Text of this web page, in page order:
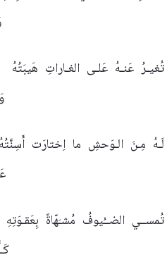
تُغيـرُ عَنـهُ عَلـى الغـاراتِ هَيبَتُهُ
لَـهُ مِـنَ الـوَحشِ ما اِختارَت أَسِنَّتُهُ
تُمســي الضــُيوفُ مُشـَهّاةً بِعَقـوَتِهِ